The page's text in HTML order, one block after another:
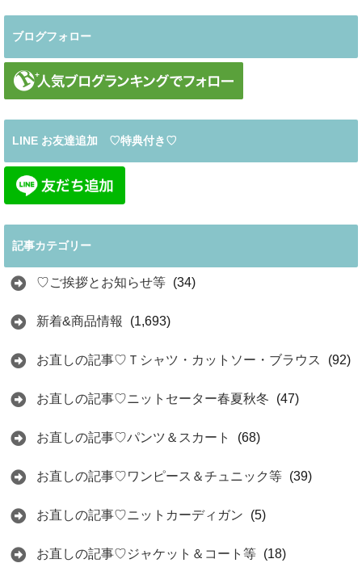
ブログフォロー
LINE お友達追加 ♡特典付き♡
記事カテゴリー
♡ご挨拶とお知らせ等 (34)
新着&商品情報 (1,693)
お直しの記事♡Ｔシャツ・カットソー・ブラウス (92)
お直しの記事♡ニットセーター春夏秋冬 (47)
お直しの記事♡パンツ＆スカート (68)
お直しの記事♡ワンピース＆チュニック等 (39)
お直しの記事♡ニットカーディガン (5)
お直しの記事♡ジャケット＆コート等 (18)